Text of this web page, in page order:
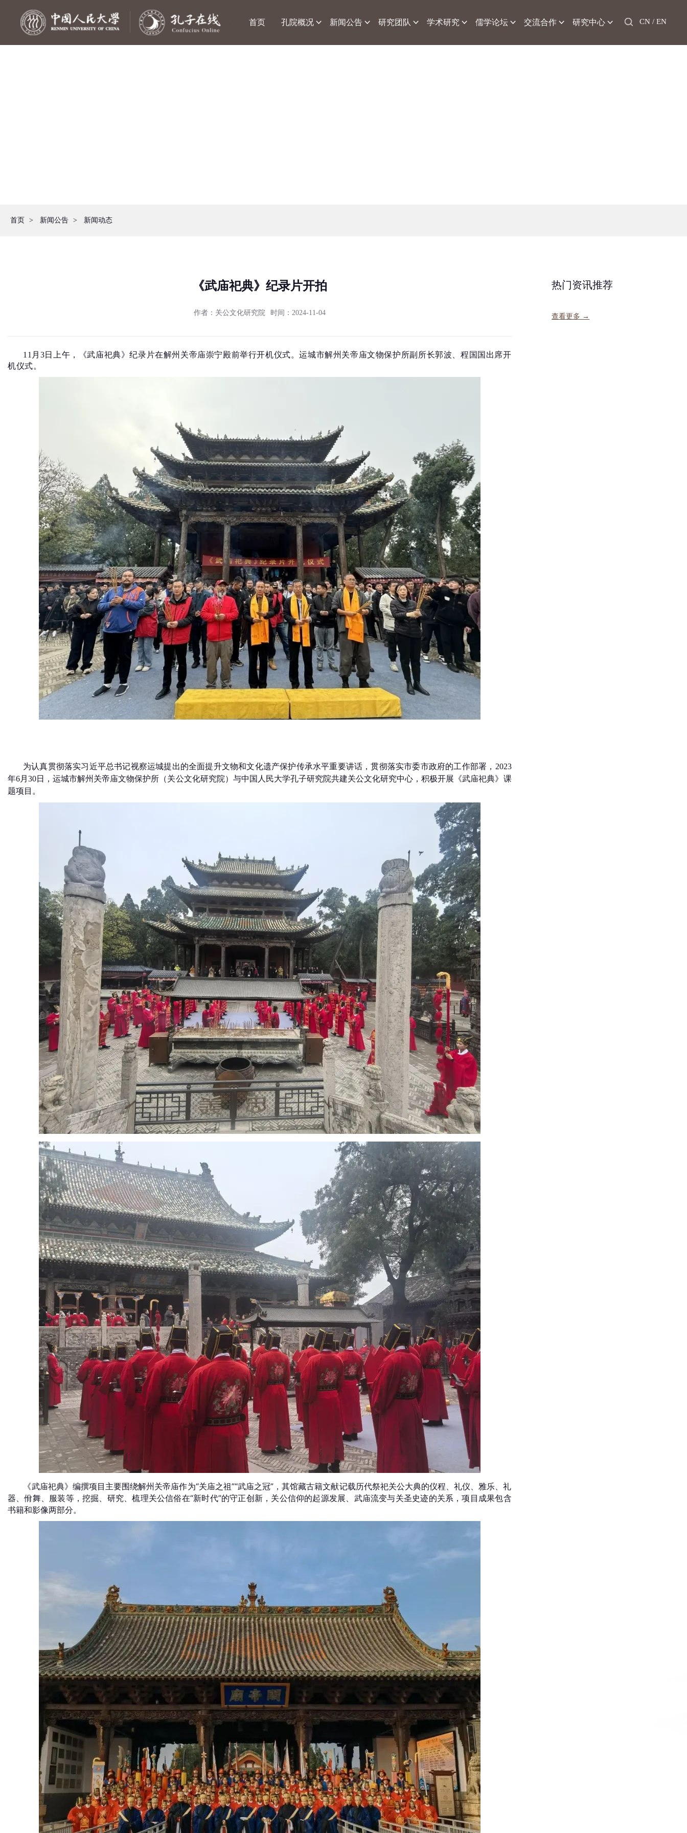
首页 孔院概况 新闻公告 研究团队 学术研究 儒学论坛 交流合作 研究中心 CN / EN
首页 > 新闻公告 > 新闻动态
《武庙祀典》纪录片开拍
作者：关公文化研究院 时间：2024-11-04
11月3日上午，《武庙祀典》纪录片在解州关帝庙崇宁殿前举行开机仪式。运城市解州关帝庙文物保护所副所长郭波、程国国出席开
机仪式。
为认真贯彻落实习近平总书记视察运城提出的全面提升文物和文化遗产保护传承水平重要讲话，贯彻落实市委市政府的工作部署，2023
年6月30日，运城市解州关帝庙文物保护所（关公文化研究院）与中国人民大学孔子研究院共建关公文化研究中心，积极开展《武庙祀典》课
题项目 。
《武庙祀典》编撰项目主要围绕解州关帝庙作为“关庙之祖”“武庙之冠”，其馆藏古籍文献记载历代祭祀关公大典的仪程、礼仪、雅乐、礼
器、佾舞、服装等，挖掘、研究、梳理关公信俗在“新时代”的守正创新，关公信仰的起源发展、武庙流变与关圣史迹的关系，项目成果包含
书籍和影像两部分。
热门资讯推荐
查看更多 →